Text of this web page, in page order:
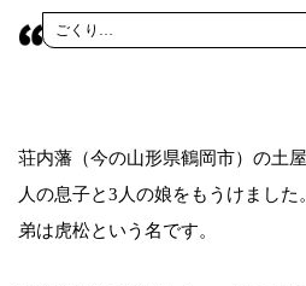
ごくり…
荘内藩（今の山形県鶴岡市）の土
人の息子と3人の娘をもうけました
弟は虎松という名です。